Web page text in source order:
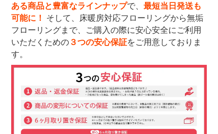
ある商品と豊富なラインナップで、最短当日発送も
可能に！ そして、床暖房対応フローリングから無垢
フローリングまで、ご購入の際に安心安全にご利用
いただくための３つの安心保証をご用意しておりま
す。​